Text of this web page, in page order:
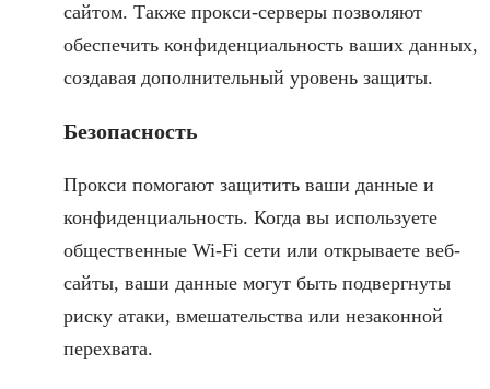
сайтом. Также прокси-серверы позволяют
обеспечить конфиденциальность ваших данных,
создавая дополнительный уровень защиты.
Безопасность
Прокси помогают защитить ваши данные и
конфиденциальность. Когда вы используете
общественные Wi-Fi сети или открываете веб-
сайты, ваши данные могут быть подвергнуты
риску атаки, вмешательства или незаконной
перехвата.